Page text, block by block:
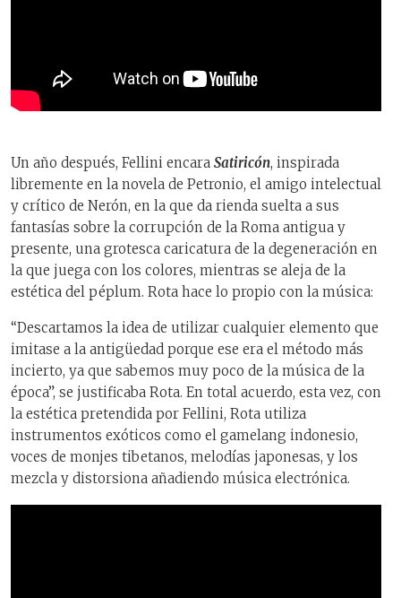
Un año después, Fellini encara Satiricón, inspirada
libremente en la novela de Petronio, el amigo intelectual
y crítico de Nerón, en la que da rienda suelta a sus
fantasías sobre la corrupción de la Roma antigua y
presente, una grotesca caricatura de la degeneración en
la que juega con los colores, mientras se aleja de la
estética del péplum. Rota hace lo propio con la música:
“Descartamos la idea de utilizar cualquier elemento que
imitase a la antigüedad porque ese era el método más
incierto, ya que sabemos muy poco de la música de la
época”, se justificaba Rota. En total acuerdo, esta vez, con
la estética pretendida por Fellini, Rota utiliza
instrumentos exóticos como el gamelang indonesio,
voces de monjes tibetanos, melodías japonesas, y los
mezcla y distorsiona añadiendo música electrónica.